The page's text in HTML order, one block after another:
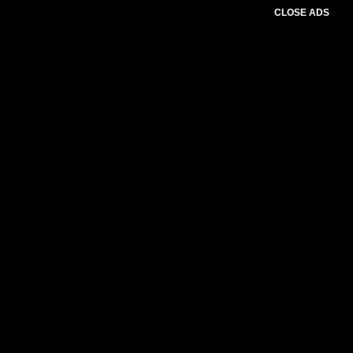
CLOSE ADS